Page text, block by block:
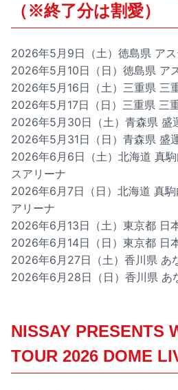
（※終了分は割愛）
2026年5月9日（土）徳島県 アス
2026年5月10日（日）徳島県 ア
2026年5月16日（土）三重県 三
2026年5月17日（日）三重県 三
2026年5月30日（土）青森県 盛
2026年5月31日（日）青森県 盛
2026年6月6日（土）北海道 真
スアリーナ
2026年6月7日（日）北海道 真
アリーナ
2026年6月13日（土）東京都 日
2026年6月14日（日）東京都 日
2026年6月27日（土）香川県 あ
2026年6月28日（日）香川県 あ
NISSAY PRESENTS
TOUR 2026 DOME